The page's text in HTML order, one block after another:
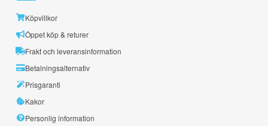
Köpvillkor
Öppet köp & returer
Frakt och leveransinformation
Betalningsalternativ
Prisgaranti
Kakor
Personlig information